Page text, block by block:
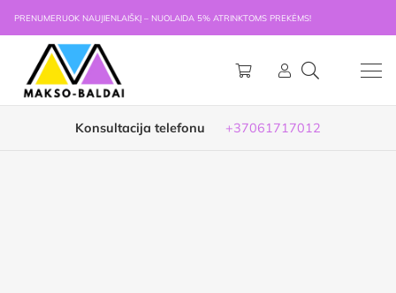
PRENUMERUOK NAUJIENLAIŠKĮ – NUOLAIDA 5% ATRINKTOMS PREKĖMS!
Konsultacija telefonu +37061717012